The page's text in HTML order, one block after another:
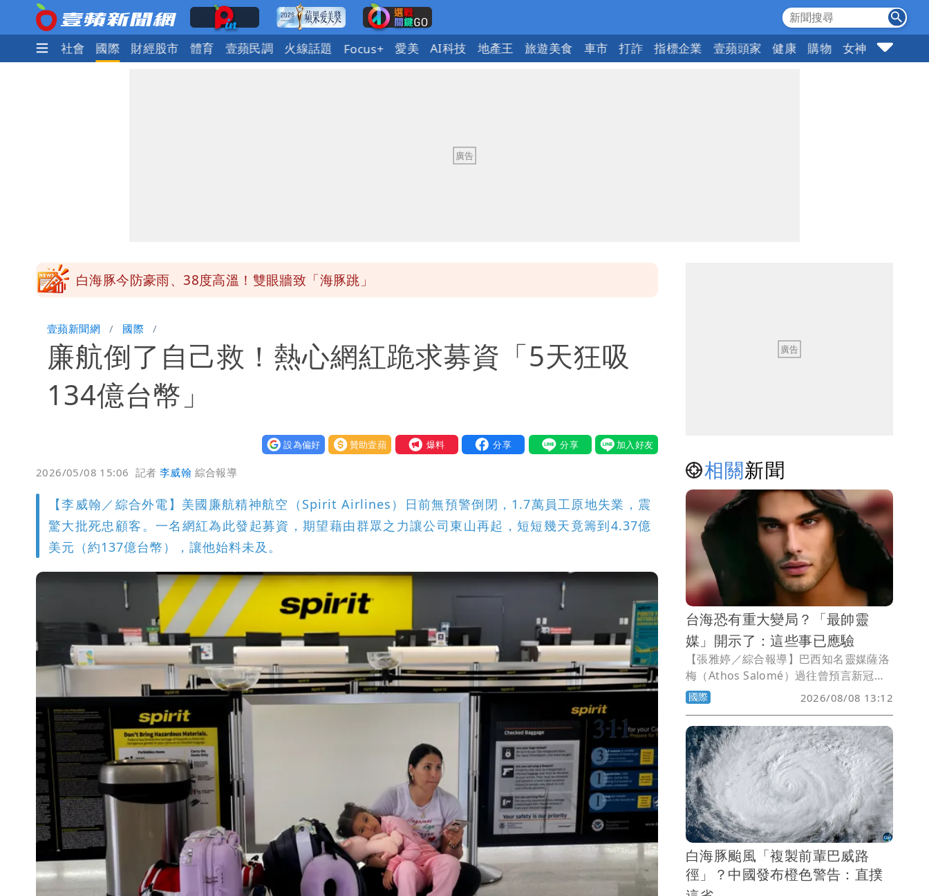
政治 社會 國際 財經股市 體育 壹蘋民調 火線話題 Focus+ 愛美 AI科技 地產王 旅遊美食 車市 打詐 指標企業 壹蘋頭家 健康 購物 女神 10點強打
白海豚今防豪雨、38度高溫！雙眼牆致「海豚跳」
名醫「掛蔣萬安布條」被出征！他大笑：每天看診到半夜
慈濟爆世紀大騙局 AIT發文高級酸！他笑：真的很會
王世堅抱兒舊照曝光！網友驚：年輕是大帥哥
壹蘋新聞網 國際
廉航倒了自己救！熱心網紅跪求募資「5天狂吸
134億台幣」
設為偏好 贊助壹蘋 我要爆料
2026/05/08 15:06 記者李威翰 綜合報導
【李威翰／綜合外電】美國廉航精神航空（Spirit Airlines）日前無預警倒閉，1.7萬員工原地失業，震
驚大批死忠顧客。一名網紅為此發起募資，期望藉由群眾之力讓公司東山再起，短短幾天竟籌到4.37億
美元（約137億台幣），讓他始料未及。
相關新聞
台海恐有重大變局？「最帥靈
媒」開示了：這些事已應驗
【張雅婷／綜合報導】巴西知名靈媒薩洛
梅（Athos Salomé）過往曾預言新冠肺
炎及伊莉莎白女王二世逝世而聲名大噪，
近日他宣稱，去年底公布的2026年預言2
件事已成真，另一項準備應驗，而他也點
名台海將出現重大變局。
國際 2026/08/08 13:12
白海豚颱風「複製前輩巴威路
徑」？中國發布橙色警告：直撲